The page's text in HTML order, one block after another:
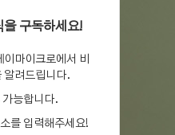
을 구독하세요!
마이크로에서 비
알려드립니다.
능합니다.
를 입력해주세요!